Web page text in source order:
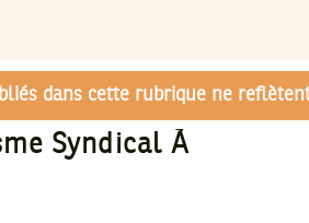
dans cette rubrique ne
Syndical À